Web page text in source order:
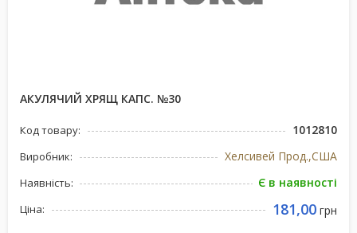
АКУЛЯЧИЙ ХРЯЩ КАПС. №30
Код товару: 1012810
Виробник: Хелсивей Прод.,США
Наявність: Є в наявності
Ціна: 181,00 грн